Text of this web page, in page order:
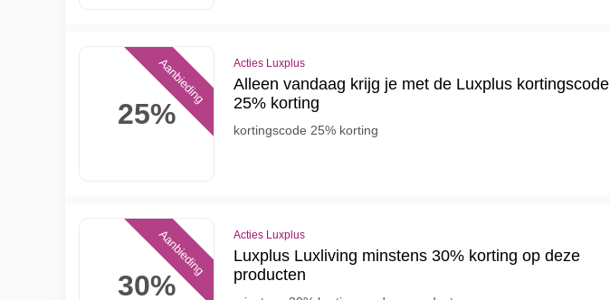
25%
Aanbieding Acties Luxplus
Alleen vandaag krijg je met de Luxplus kortingscode
25% korting
kortingscode 25% korting
30%
Aanbieding Acties Luxplus
Luxplus Luxliving minstens 30% korting op deze
producten